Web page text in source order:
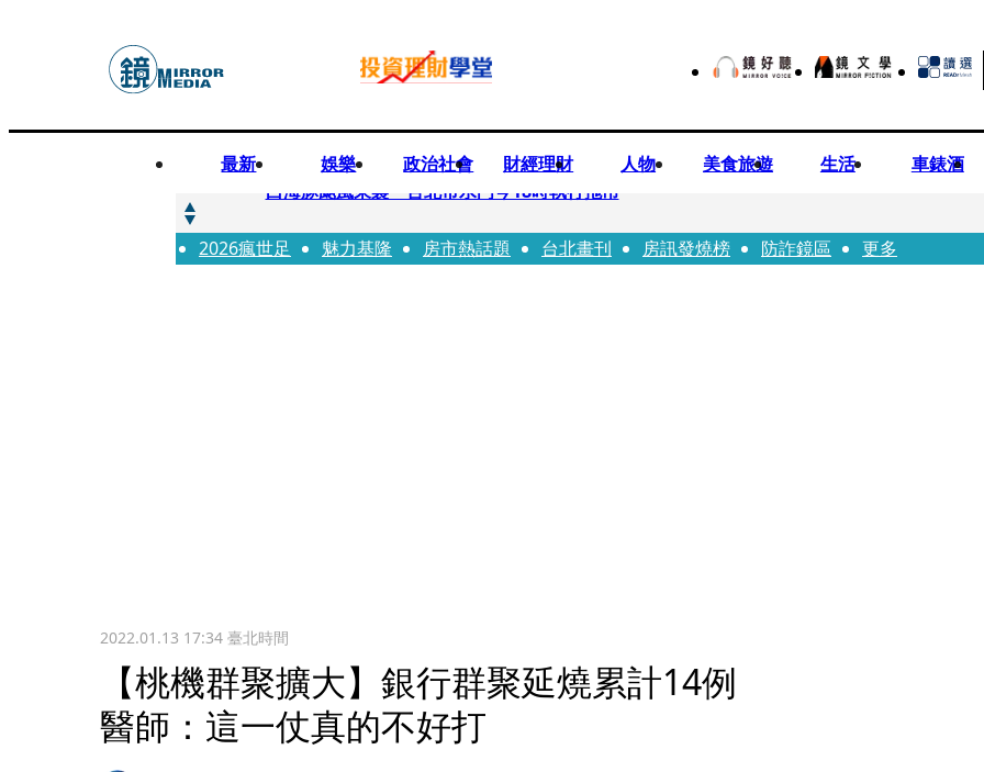
最新 娛樂 政治社會 財經理財 人物 美食旅遊 生活 車錶酒
快訊
白海豚颱風來襲 台北市水門今18時執行拖吊
快訊
AKIRA台北唱到一半突收兒子告白「爸爸I LOVE YOU」 驚喜林志玲同步曝光父親節「披
2026瘋世足 魅力基隆 房市熱話題 台北畫刊 房訊發燒榜 防詐鏡區 更多
2022.01.13 17:34臺北時間
【桃機群聚擴大】銀行群聚延燒累計14例
醫師：這一仗真的不好打